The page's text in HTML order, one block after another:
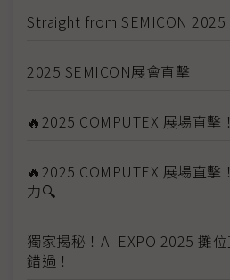
Straight from SEMICON 2025
2025 SEMICON展會直擊
🔥2025 COMPUTEX 展場直擊
🔥2025 COMPUTEX 展場直
力🔍
獨家揭秘！AI EXPO 2025 攤
錯過！